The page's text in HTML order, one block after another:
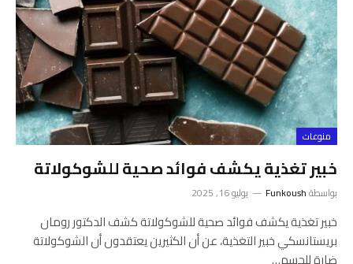
منوعات
خبير تغذية يكشف فوائد صحية للشوكولاتة
بواسطةFunkoush يوليو 16, 2025
خبير تغذية يكشف فوائد صحية للشوكولاتة كشف الدكتور رومان
بريستانسكي خبير التغذية، عن أن الكثيرين يعتقدون أن الشوكولاتة
ضارة للجسم…